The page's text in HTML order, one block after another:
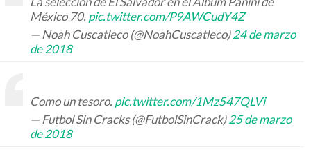
México 70. pic.twitter.com/P9AWCudY4Z
— Noah Cuscatleco (@NoahCuscatleco)24 de marzo
de 2018
Como un tesoro. pic.twitter.com/1Mz547QLVi
— Futbol Sin Cracks (@FutbolSinCrack)25 de marzo
de 2018